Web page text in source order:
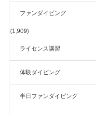
ファンダイビング
(1,909)
ライセンス講習
体験ダイビング
半日ファンダイビング